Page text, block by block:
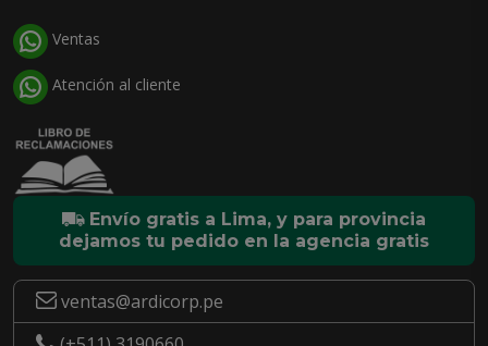
Ventas
Atención al cliente
Envío gratis a Lima, y para provincia
dejamos tu pedido en la agencia gratis
ventas@ardicorp.pe